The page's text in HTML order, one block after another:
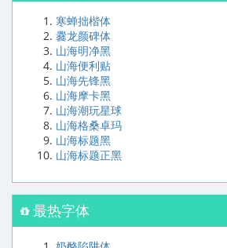
寒蝉拙楷体
爨龙颜碑体
山海明净黑
山海便利贴
山海先锋黑
山海摩卡黑
山海潮玩星球
山海格桑卓玛
山海标题黑
山海标题正黑
最热字体